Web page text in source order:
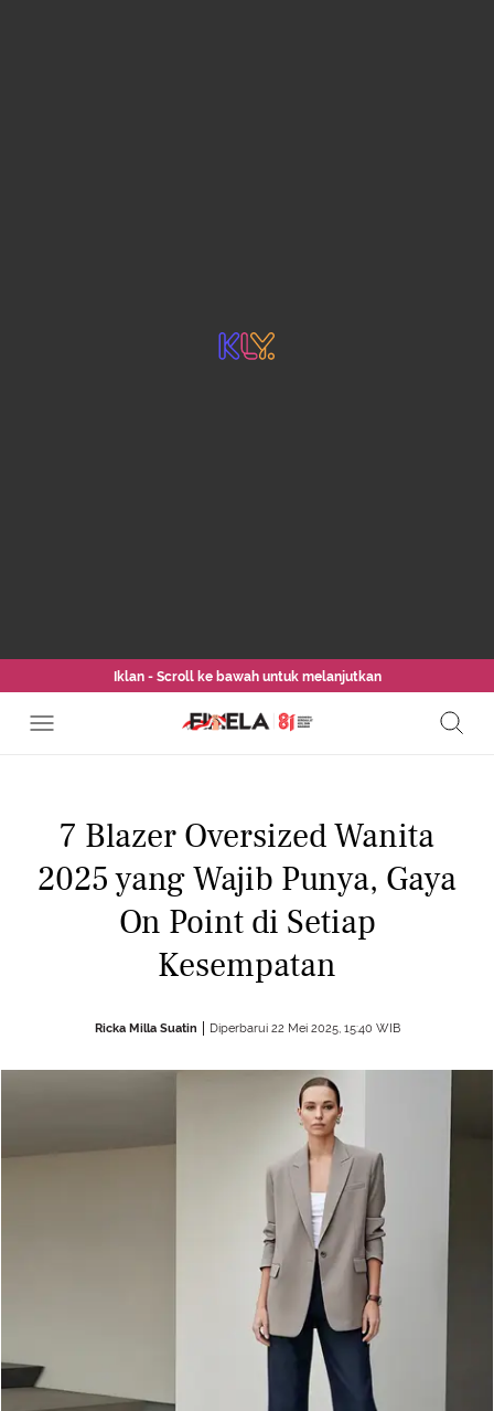
Iklan - Scroll ke bawah untuk melanjutkan
7 Blazer Oversized Wanita
2025 yang Wajib Punya, Gaya
On Point di Setiap
Kesempatan
Ricka Milla Suatin Diperbarui 22 Mei 2025, 15:40 WIB